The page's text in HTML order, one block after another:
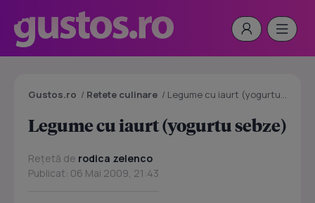
Gustos.ro / Retete culinare / Legume cu iaurt (yogurtu sebze)
Legume cu iaurt (yogurtu sebze)
Rețetă de rodica zelenco
Publicat: 06 Mai 2009, 21:43